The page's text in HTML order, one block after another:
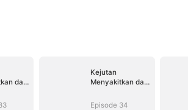
dari
Kejutan
Menyakitkan dari
Episode 34